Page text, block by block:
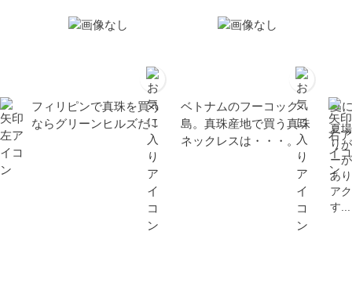
フィリピンで真珠を買う
ならグリーンヒルズだ！
ベトナムのフーコック
島。真珠産地で買う真珠
ネックレスは・・・。
夏
夏
り
ー
あ
ア
す...